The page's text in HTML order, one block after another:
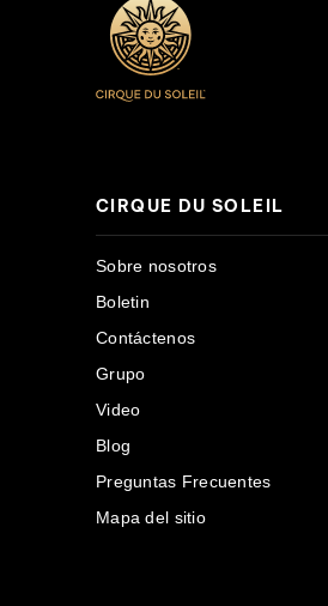
CIRQUE DU SOLEIL
Sobre nosotros
Boletin
Contáctenos
Grupo
Video
Blog
Preguntas Frecuentes
Mapa del sitio